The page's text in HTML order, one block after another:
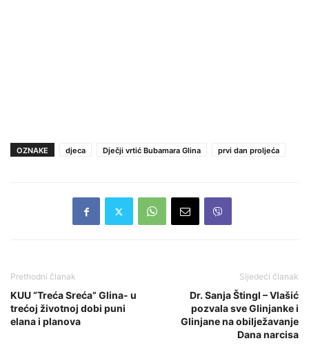
OZNAKE djeca Dječji vrtić Bubamara Glina prvi dan proljeća
Prethodni članak
KUU “Treća Sreća” Glina- u
trećoj životnoj dobi puni
elana i planova
Sljedeći članak
Dr. Sanja Štingl – Vlašić
pozvala sve Glinjanke i
Glinjane na obilježavanje
Dana narcisa